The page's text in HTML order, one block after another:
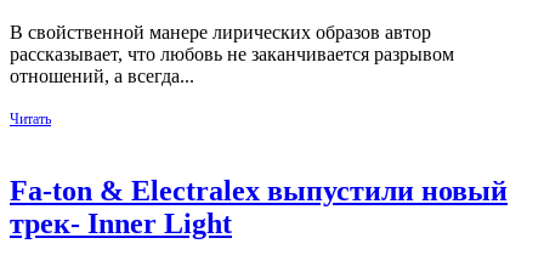
В свойственной манере лирических образов автор
рассказывает, что любовь не заканчивается разрывом
отношений, а всегда...
Читать
Fa-ton & Electralex выпустили новый
трек- Inner Light